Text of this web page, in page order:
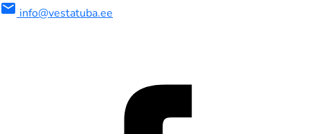
mail info@vestatuba.ee